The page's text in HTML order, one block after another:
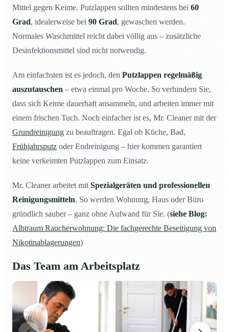
Mittel gegen Keime. Putzlappen sollten mindestens bei 60
Grad, idealerweise bei 90 Grad, gewaschen werden.
Normales Waschmittel reicht dabei völlig aus – zusätzliche
Desinfektionsmittel sind nicht notwendig.
Am einfachsten ist es jedoch, den Putzlappen regelmäßig
auszutauschen – etwa einmal pro Woche. So verhindern Sie,
dass sich Keime dauerhaft ansammeln, und arbeiten immer mit
einem frischen Tuch. Noch einfacher ist es, Mr. Cleaner mit der
Grundreinigung zu beauftragen. Egal ob Küche, Bad,
Frühjahrsputz oder Endreinigung – hier kommen garantiert
keine verkeimten Putzlappen zum Einsatz.
Mr. Cleaner arbeitet mit Spezialgeräten und professionellen
Reinigungsmitteln. So werden Wohnung, Haus oder Büro
gründlich sauber – ganz ohne Aufwand für Sie. (siehe Blog:
Albtraum Raucherwohnung: Die fachgerechte Beseitigung von
Nikotinablagerungen)
Das Team am Arbeitsplatz